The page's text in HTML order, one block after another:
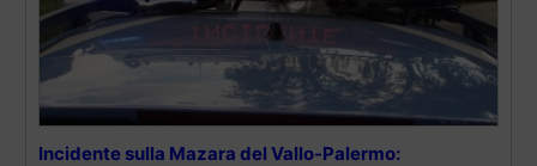
Incidente sulla Mazara del Vallo-Palermo: